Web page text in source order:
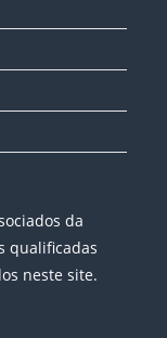
da
qualificadas
neste site.